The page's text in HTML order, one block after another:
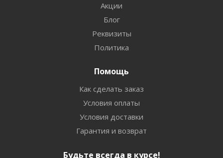
Акции
Блог
Реквизиты
Политика
Помощь
Как сделать заказ
Условия оплаты
Условия доставки
Гарантия и возврат
Будьте всегда в курсе!